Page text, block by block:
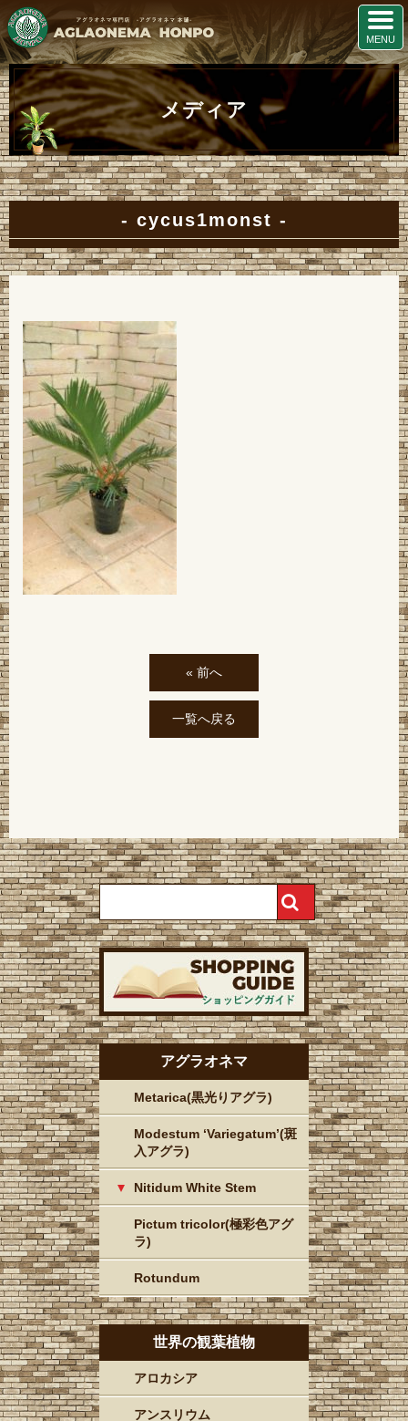
メディア
cycus1monst
« 前へ
一覧へ戻る
アグラオネマ
Metarica(黒光りアグラ)
Modestum ‘Variegatum’(斑
入アグラ)
Nitidum White Stem
Pictum tricolor(極彩色アグ
ラ)
Rotundum
世界の観葉植物
アロカシア
アンスリウム